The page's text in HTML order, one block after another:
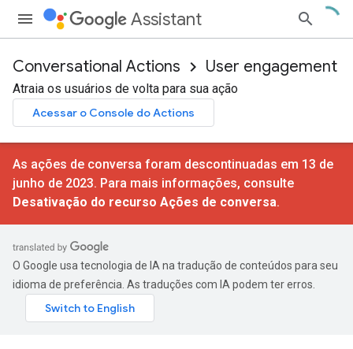
Assistant
Conversational Actions User engagement
Atraia os usuários de volta para sua ação
Acessar o Console do Actions
As ações de conversa foram descontinuadas em 13 de
junho de 2023. Para mais informações, consulte
Desativação do recurso Ações de conversa.
O Google usa tecnologia de IA na tradução de conteúdos para seu
idioma de preferência. As traduções com IA podem ter erros.